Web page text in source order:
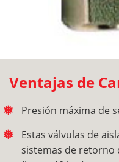
Ventajas de
Presión máxima de
Estas válvulas de
sistemas de retorno